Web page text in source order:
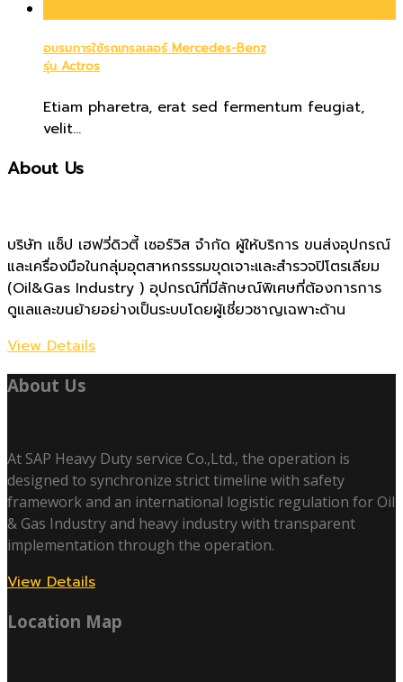
อบรมการใช้รถเทรลเลอร์ Mercedes-Benz
รุ่น Actros
Etiam pharetra, erat sed fermentum feugiat,
velit...
About Us
บริษัท แซ็ป เฮฟวี่ดิวตี้ เซอร์วิส จำกัด ผู้ให้บริการ ขนส่งอุปกรณ์
และเครื่องมือในกลุ่มอุตสาหกรรรมขุดเจาะและสำรวจปิโตรเลียม
(Oil&Gas Industry ) อุปกรณ์ที่มีลักษณ์พิเศษที่ต้องการการ
ดูแลและขนย้ายอย่างเป็นระบบโดยผู้เชี่ยวชาญเฉพาะด้าน
View Details
About Us
At SAP Heavy Duty service Co.,Ltd., the operation is
designed to synchronize strict timeline with safety
framework and an international logistic regulation for Oil
& Gas Industry and heavy industry with transparent
implementation through the operation.
View Details
Location Map